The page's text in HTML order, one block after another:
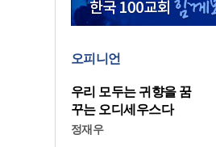
오피니언
우리 모두는 귀향을 꿈
꾸는 오디세우스다
정재우